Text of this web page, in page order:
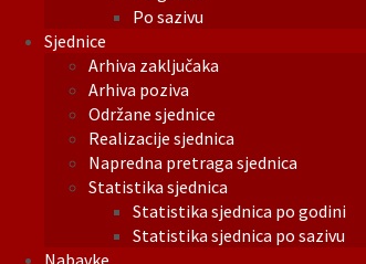
Po sazivu
Sjednice
Arhiva zaključaka
Arhiva poziva
Održane sjednice
Realizacije sjednica
Napredna pretraga sjednica
Statistika sjednica
Statistika sjednica po godini
Statistika sjednica po sazivu